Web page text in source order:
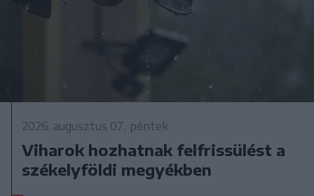
2026. augusztus 07., péntek
Viharok hozhatnak felfrissülést a
székelyföldi megyékben